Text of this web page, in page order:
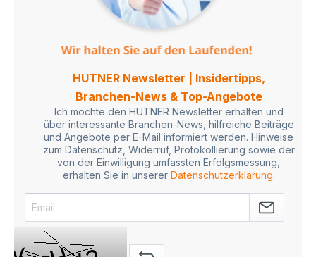
HUTNER Newsletter | Insidertipps,
Branchen-News & Top-Angebote
Ich möchte den HUTNER Newsletter erhalten und
über interessante Branchen-News, hilfreiche Beiträge
und Angebote per E-Mail informiert werden. Hinweise
zum Datenschutz, Widerruf, Protokollierung sowie der
von der Einwilligung umfassten Erfolgsmessung,
erhalten Sie in unserer Datenschutzerklärung.